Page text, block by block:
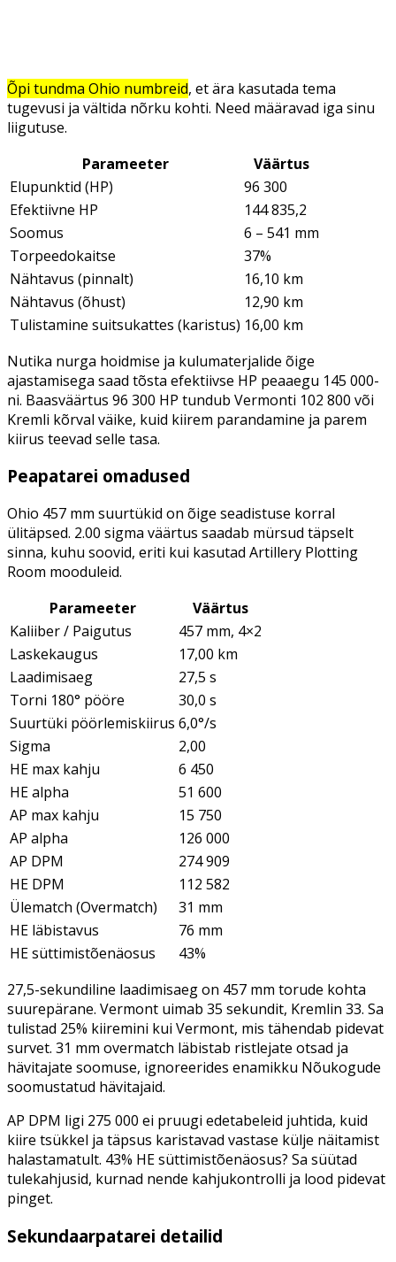
Õpi tundma Ohio numbreid, et ära kasutada tema
tugevusi ja vältida nõrku kohti. Need määravad iga sinu
liigutuse.
Parameeter
Väärtus
Elupunktid (HP)
96 300
Efektiivne HP
144 835,2
Soomus
6 – 541 mm
Torpeedokaitse
37%
Nähtavus (pinnalt)
16,10 km
Nähtavus (õhust)
12,90 km
Tulistamine suitsukattes (karistus) 16,00 km
Nutika nurga hoidmise ja kulumaterjalide õige
ajastamisega saad tõsta efektiivse HP peaaegu 145 000-
ni. Baasväärtus 96 300 HP tundub Vermonti 102 800 või
Kremli kõrval väike, kuid kiirem parandamine ja parem
kiirus teevad selle tasa.
Peapatarei omadused
Ohio 457 mm suurtükid on õige seadistuse korral
ülitäpsed. 2.00 sigma väärtus saadab mürsud täpselt
sinna, kuhu soovid, eriti kui kasutad Artillery Plotting
Room mooduleid.
Parameeter
Väärtus
Kaliiber / Paigutus
457 mm, 4×2
Laskekaugus
17,00 km
Laadimisaeg
27,5 s
Torni 180° pööre
30,0 s
Suurtüki pöörlemiskiirus 6,0°/s
Sigma
2,00
HE max kahju
6 450
HE alpha
51 600
AP max kahju
15 750
AP alpha
126 000
AP DPM
274 909
HE DPM
112 582
Ülematch (Overmatch)
31 mm
HE läbistavus
76 mm
HE süttimistõenäosus
43%
27,5-sekundiline laadimisaeg on 457 mm torude kohta
suurepärane. Vermont uimab 35 sekundit, Kremlin 33. Sa
tulistad 25% kiiremini kui Vermont, mis tähendab pidevat
survet. 31 mm overmatch läbistab ristlejate otsad ja
hävitajate soomuse, ignoreerides enamikku Nõukogude
soomustatud hävitajaid.
AP DPM ligi 275 000 ei pruugi edetabeleid juhtida, kuid
kiire tsükkel ja täpsus karistavad vastase külje näitamist
halastamatult. 43% HE süttimistõenäosus? Sa süütad
tulekahjusid, kurnad nende kahjukontrolli ja lood pidevat
pinget.
Sekundaarpatarei detailid